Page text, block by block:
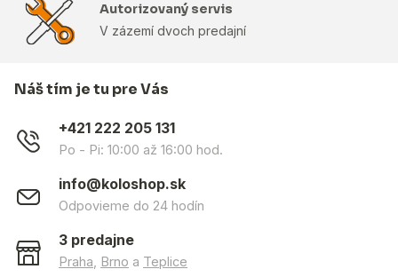
Autorizovaný servis
V zázemí dvoch predajní
Náš tím je tu pre Vás
+421 222 205 131
Po - Pi: 10:00 až 16:00 hod.
info@koloshop.sk
Odpovieme do 24 hodín
3 predajne
Praha Brno a Teplice